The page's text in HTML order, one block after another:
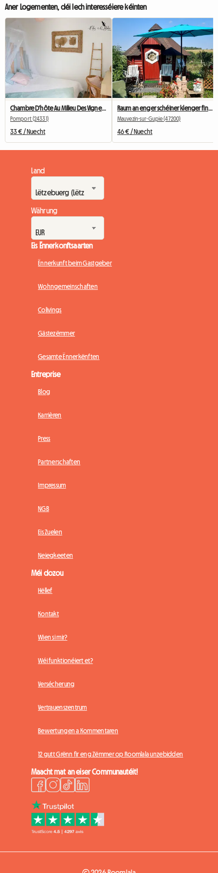
Aner Logementen, déi Iech interesséiere kéinten
Chambre D'hôte Au Milieu Des Vignes De Monbazillac à POMPORT
Pomport (24331)
33 € / Nuecht
Raum an enger schéiner klenger finnescher Kota-Stil Kabine
Mauvezin-sur-Gupie (47200)
46 € / Nuecht
Land
Währung
Eis Ënnerkonftsaarten
Ënnerkunft beim Gastgeber
Wohngemeinschaften
Colivings
Gästezëmmer
Gesamte Ënnerkënften
Entreprise
Blog
Karrièren
Press
Partnerschaften
Impressum
NGB
Eis Zuelen
Neiegkeeten
Méi dozou
Hëllef
Kontakt
Wien si mir?
Wéi funktionéiert et?
Versécherung
Vertrauenszentrum
Bewertungen a Kommentaren
12 gutt Grënn fir eng Zëmmer op Roomlala unzebidden
Maacht mat an eiser Communautéit!